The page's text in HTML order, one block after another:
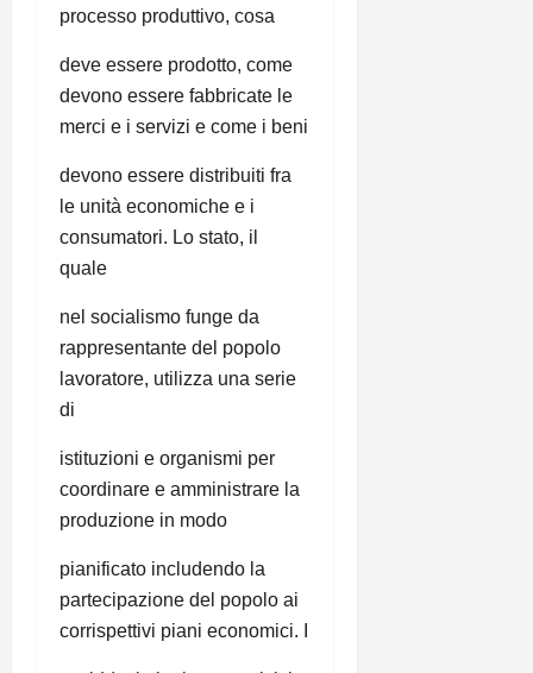
processo produttivo, cosa
deve essere prodotto, come
devono essere fabbricate le
merci e i servizi e come i beni
devono essere distribuiti fra
le unità economiche e i
consumatori. Lo stato, il
quale
nel socialismo funge da
rappresentante del popolo
lavoratore, utilizza una serie
di
istituzioni e organismi per
coordinare e amministrare la
produzione in modo
pianificato includendo la
partecipazione del popolo ai
corrispettivi piani economici. I